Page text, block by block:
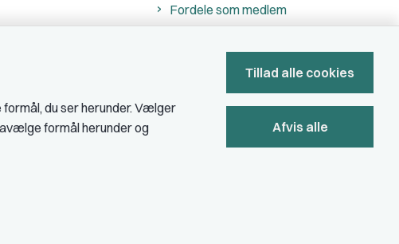
Fordele som medlem
Bliv medlem
du ser herunder. Vælger
formål herunder og
Tillad alle cookies
Afvis alle